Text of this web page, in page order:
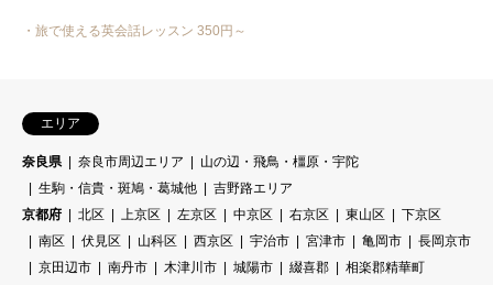
・旅で使える英会話レッスン 350円～
エリア
奈良県 奈良市周辺エリア
山の辺・飛鳥・橿原・宇陀
生駒・信貴・斑鳩・葛城他
吉野路エリア
京都府
北区 上京区 左京区 中京区 右京区 東山区
下京区
南区
伏見区 山科区 西京区 宇治市 宮津市 亀岡市
長岡京市
京田辺市
南丹市 木津川市 城陽市 綴喜郡
相楽郡精華町